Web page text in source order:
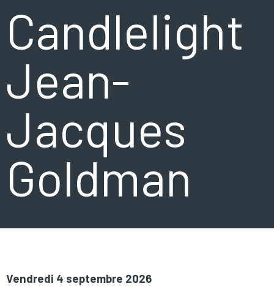
Candlelight
Jean-
Jacques
Goldman
Vendredi 4 septembre 2026